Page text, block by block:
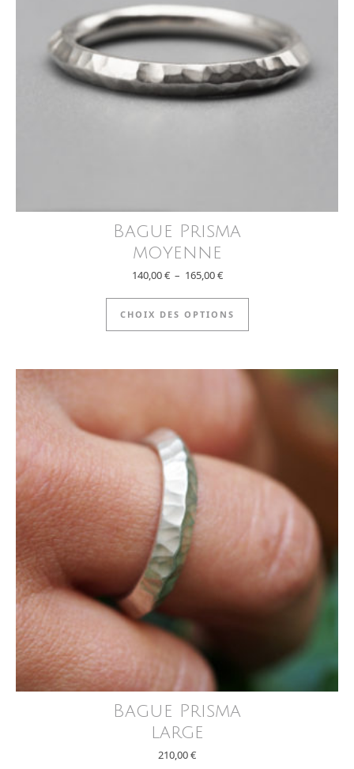
Bague Prisma
moyenne
140,00€ – 165,00€Plage de prix : 140,00 € à
CHOIX DES OPTIONS
Ce produit a
Bague Prisma
large
210,00€